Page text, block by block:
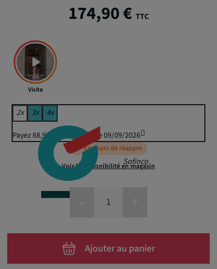
174,90 € TTC
Visite
Sofinco
2x 3x 4x
Payez 88,95 € puis 87,45 € le 09/09/2026
En cours de réappro
Voir la disponibilité en magasin
Ajouter au panier